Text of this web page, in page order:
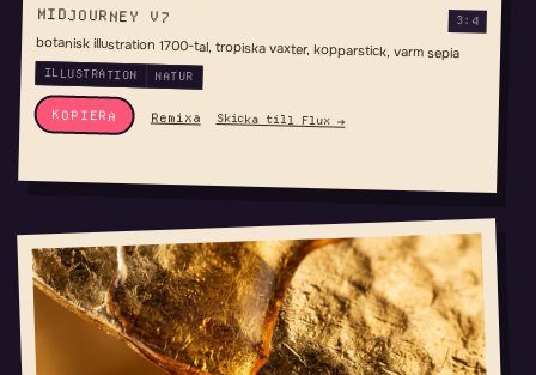
MIDJOURNEY V7 3:4
botanisk illustration 1700-tal, tropiska vaxter, kopparstick, varm sepia
ILLUSTRATION NATUR
KOPIERA Remixa Skicka till Flux →